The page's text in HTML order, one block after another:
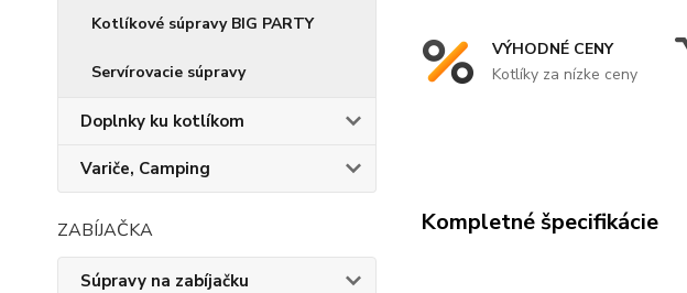
Kotlíkové súpravy BIG PARTY
Servírovacie súpravy
Doplnky ku kotlíkom
Variče, Camping
ZABÍJAČKA
Súpravy na zabíjačku
VÝHODNÉ CENY
Kotlíky za nízke ceny
Kompletné špecifikácie